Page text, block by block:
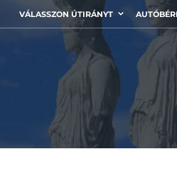
VÁLASSZON ÚTIRÁNYT